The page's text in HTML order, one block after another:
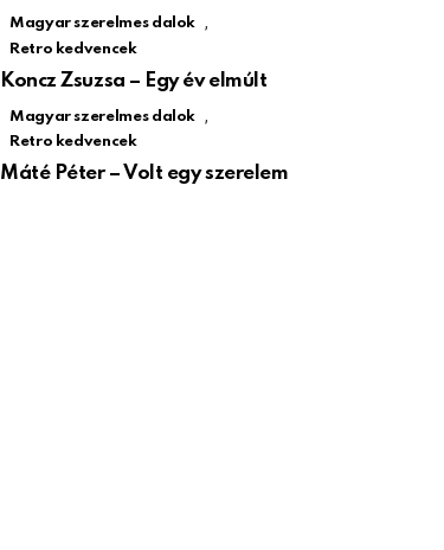
Magyar szerelmes dalok ,
Retro kedvencek
Koncz Zsuzsa – Egy év elmúlt
Magyar szerelmes dalok ,
Retro kedvencek
Máté Péter – Volt egy szerelem